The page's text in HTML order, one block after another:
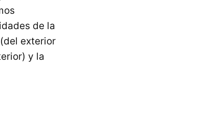
de la
exterior
y la